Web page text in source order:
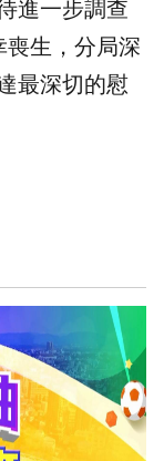
進一步調查
喪生，分局深
最深切的慰